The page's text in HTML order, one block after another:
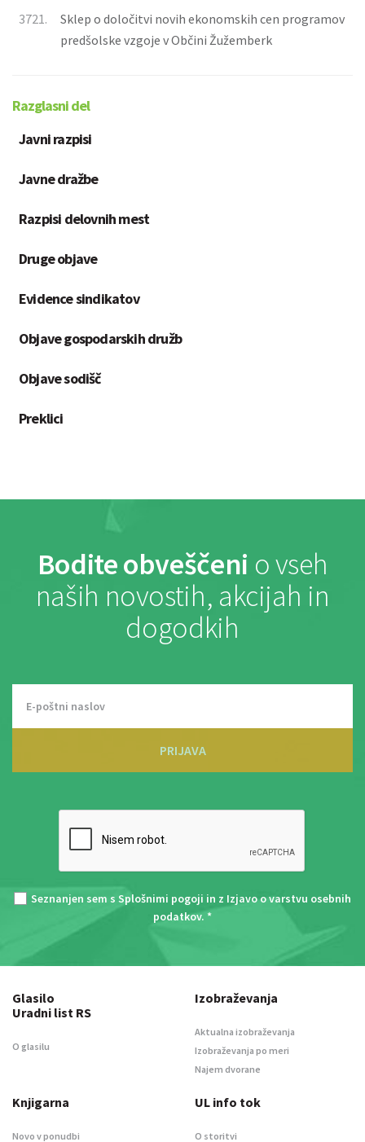
3721.
Sklep o določitvi novih ekonomskih cen programov
predšolske vzgoje v Občini Žužemberk
Razglasni del
Javni razpisi
Javne dražbe
Razpisi delovnih mest
Druge objave
Evidence sindikatov
Objave gospodarskih družb
Objave sodišč
Preklici
Bodite obveščeni o vseh
naših novostih, akcijah in
dogodkih
PRIJAVA
Seznanjen sem s Splošnimi pogoji in z Izjavo o varstvu osebnih
podatkov. *
Glasilo
Uradni list RS
O glasilu
Izobraževanja
Aktualna izobraževanja
Izobraževanja po meri
Najem dvorane
Knjigarna
Novo v ponudbi
UL info tok
O storitvi